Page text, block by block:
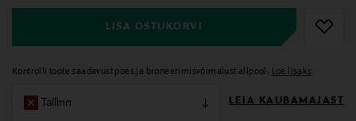
LISA OSTUKORVI
Kontrolli toote saadavust poes ja broneerimisvõimalust allpool. Loe lisaks
Tallinn LEIA KAUBAMAJAST